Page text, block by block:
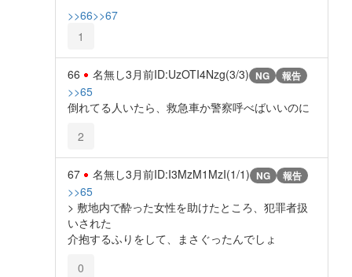
>>66>>67
1
66 名無し3月前ID:UzOTI4Nzg(3/3) NG 報告
>>65
倒れてる人いたら、救急車か警察呼べばいいのに
2
67 名無し3月前ID:I3MzM1MzI(1/1) NG 報告
>>65
> 敷地内で酔った女性を助けたところ、犯罪者扱
いされた
介抱するふりをして、まさぐったんでしょ
0